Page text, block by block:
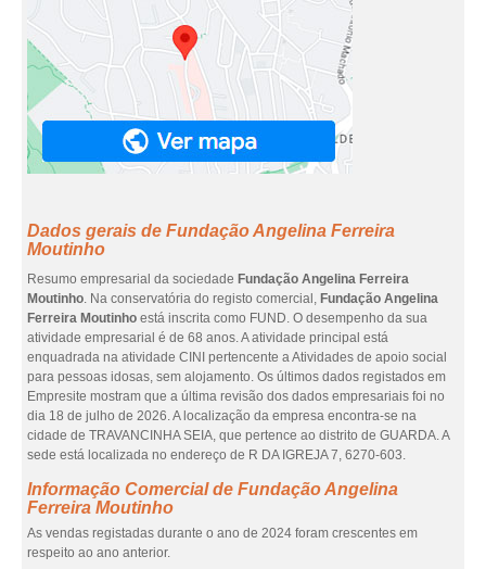
Dados gerais de Fundação Angelina Ferreira
Moutinho
Resumo empresarial da sociedade Fundação Angelina Ferreira
Moutinho. Na conservatória do registo comercial, Fundação Angelina
Ferreira Moutinho está inscrita como FUND. O desempenho da sua
atividade empresarial é de 68 anos. A atividade principal está
enquadrada na atividade CINI pertencente a Atividades de apoio social
para pessoas idosas, sem alojamento. Os últimos dados registados em
Empresite mostram que a última revisão dos dados empresariais foi no
dia 18 de julho de 2026. A localização da empresa encontra-se na
cidade de TRAVANCINHA SEIA, que pertence ao distrito de GUARDA. A
sede está localizada no endereço de R DA IGREJA 7, 6270-603.
Informação Comercial de Fundação Angelina
Ferreira Moutinho
As vendas registadas durante o ano de 2024 foram crescentes em
respeito ao ano anterior.